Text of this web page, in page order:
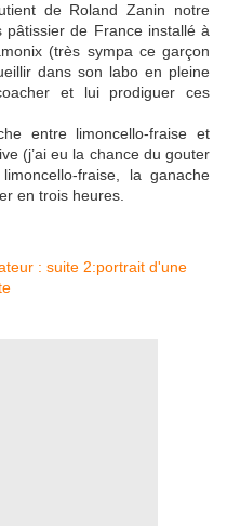
de Roland Zanin notre
de France installé à
(très sympa ce garçon
dans son labo en pleine
et lui prodiguer ces
entre limoncello-fraise et
(j’ai eu la chance du gouter
fraise, la ganache
en trois heures.